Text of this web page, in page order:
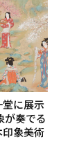
に展示
が奏でる
象美術